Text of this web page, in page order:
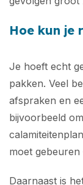
Hoe kun je
Je hoeft echt
pakken. Veel
afspraken en
bijvoorbeeld
moet
Daarnaast is